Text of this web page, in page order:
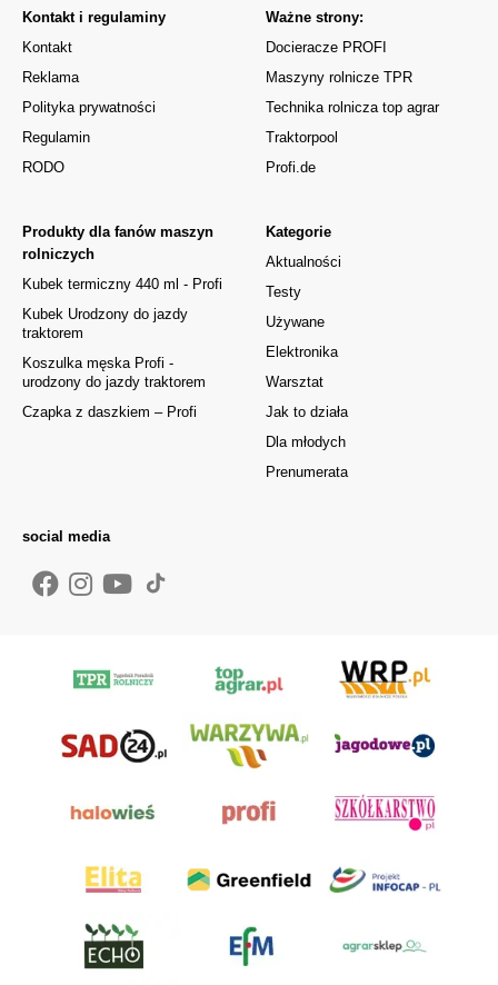
Kontakt i regulaminy
Kontakt
Reklama
Polityka prywatności
Regulamin
RODO
Kategorie
Aktualności
Testy
Używane
Elektronika
Warsztat
Jak to działa
Dla młodych
Prenumerata
Produkty dla fanów maszyn
rolniczych
Kubek termiczny 440 ml - Profi
Kubek Urodzony do jazdy
traktorem
Koszulka męska Profi -
urodzony do jazdy traktorem
Czapka z daszkiem – Profi
Ważne strony:
Docieracze PROFI
Maszyny rolnicze TPR
Technika rolnicza top agrar
Traktorpool
Profi.de
social media